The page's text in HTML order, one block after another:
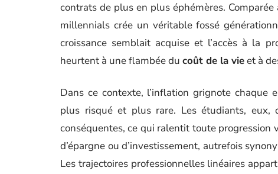
contrats de plus en plus éphémères.
millennials crée un véritable fossé
croissance semblait acquise et l’accès à la
heurtent à une flambée du coût de la vieet à
Dans ce contexte, l’inflation grignote chaque
plus risqué et plus rare. Les étudiants, eux,
conséquentes, ce qui ralentit toute progression
d’épargne ou d’investissement, autrefois
Les trajectoires professionnelles linéaires